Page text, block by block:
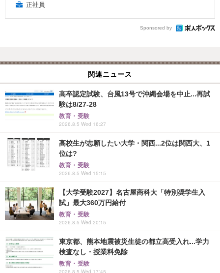
正社員
Sponsored by
関連ニュース
高卒認定試験、台風13号で沖縄会場を中止...再試
験は8/27-28
教育・受験
2026.8.5 Wed 16:27
高校生が志願したい大学・関西...2位は関西大、1
位は?
教育・受験
2026.8.5 Wed 15:15
【大学受験2027】名古屋商科大「特別奨学生入
試」最大360万円給付
教育・受験
2026.8.5 Wed 20:15
東京都、熊本地震被災生徒の都立高受入れ...学力
検査なし・授業料免除
教育・受験
2026.8.5 Wed 17:45